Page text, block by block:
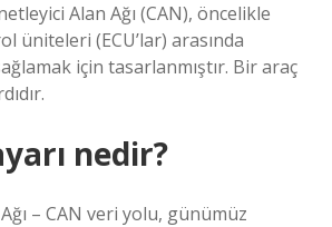
Alan Ağı (CAN), öncelikle
üniteleri (ECU’lar) arasında
için tasarlanmıştır. Bir araç
nedir?
– CAN veri yolu, günümüz